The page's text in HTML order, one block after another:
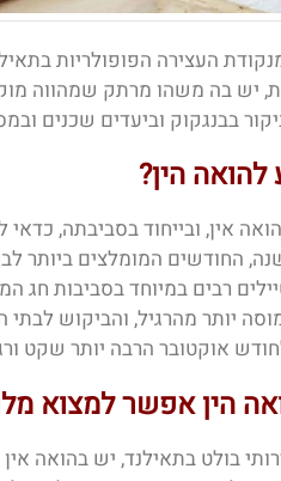
העצירה הפופולריות
יש בה משהו מרתק שמהווה
בבנגקוק וביעדים שכנים
הין?
אין, ובייחוד בסביבתה,
החודשים המומלצים ביותר
רבים במיוחד בסביבות
יותר מהרגיל, והביקוש לבתי
אוקטובר הרבה יותר שקט
הין אפשר למצוא
בולט בתאילנד, יש בהואה